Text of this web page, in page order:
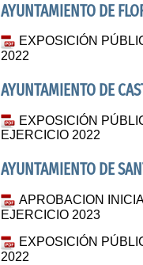
AYUNTAMIENTO DE
EXPOSICIÓN
2022
AYUNTAMIENTO DE
EXPOSICIÓN
EJERCICIO 2022
AYUNTAMIENTO DE
APROBACION
EJERCICIO 2023
EXPOSICIÓN
2022